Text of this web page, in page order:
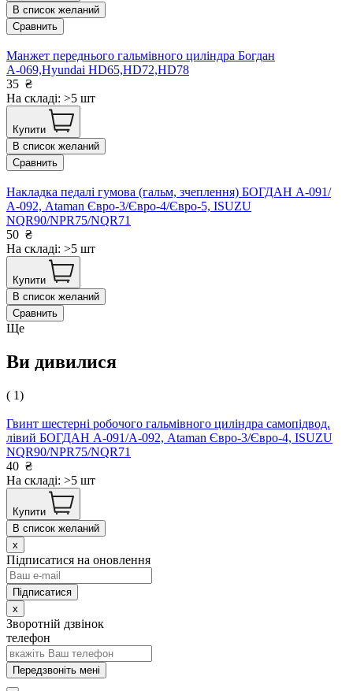
В список желаний
Сравнить
Манжет переднього гальмівного циліндра Богдан
А-069,Hyundai HD65,HD72,HD78
35 ₴
На складі: >5 шт
Купити
В список желаний
Сравнить
Накладка педалі гумова (гальм, зчеплення) БОГДАН А-091/
А-092, Ataman Євро-3/Євро-4/Євро-5, ISUZU
NQR90/NPR75/NQR71
50 ₴
На складі: >5 шт
Купити
В список желаний
Сравнить
Ще
Ви дивилися
( 1)
Гвинт шестерні робочого гальмівного циліндра самопідвод.
лівий БОГДАН А-091/А-092, Ataman Євро-3/Євро-4, ISUZU
NQR90/NPR75/NQR71
40 ₴
На складі: >5 шт
Купити
В список желаний
x
Підписатися на оновлення
x
Зворотній дзвінок
телефон
Передзвоніть мені